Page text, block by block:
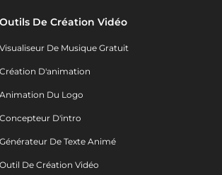
Outils De Création Vidéo
Visualiseur De Musique Gratuit
Création D'animation
Animation Du Logo
Concepteur D'intro
Générateur De Texte Animé
Outil De Création Vidéo